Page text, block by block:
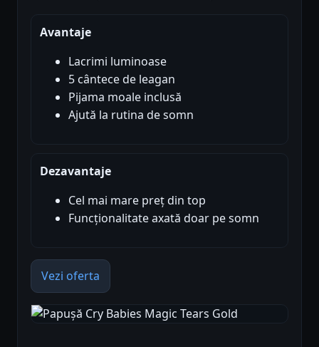
Avantaje
Lacrimi luminoase
5 cântece de leagan
Pijama moale inclusă
Ajută la rutina de somn
Dezavantaje
Cel mai mare preț din top
Funcționalitate axată doar pe somn
Vezi oferta